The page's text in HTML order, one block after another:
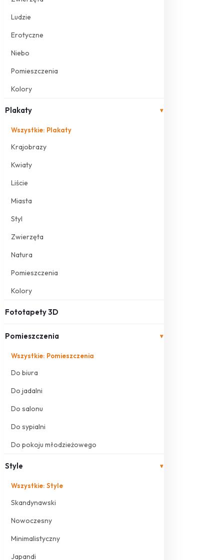
Ludzie
Erotyczne
Niebo
Pomieszczenia
Kolory
Plakaty ▾
Wszystkie: Plakaty
Krajobrazy
Kwiaty
Liście
Miasta
Styl
Zwierzęta
Natura
Pomieszczenia
Kolory
Fototapety 3D
Pomieszczenia ▾
Wszystkie: Pomieszczenia
Do biura
Do jadalni
Do salonu
Do sypialni
Do pokoju młodzieżowego
Style ▾
Wszystkie: Style
Skandynawski
Nowoczesny
Minimalistyczny
Japandi